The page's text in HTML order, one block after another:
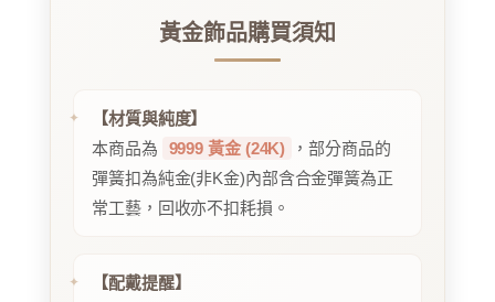
黃金飾品購買須知
【材質與純度】
本商品為
9999 黃金 (24K)
，部分商品的
彈簧扣為純金(非K金)內部含合金彈簧為正
常工藝，回收亦不扣耗損。
【配戴提醒】